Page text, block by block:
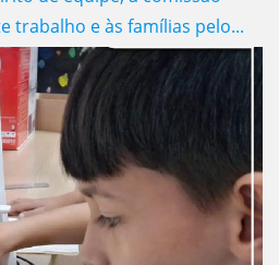
trabalho e às famílias pelo...